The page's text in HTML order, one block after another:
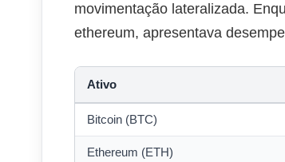
movimentação lateralizada.
ethereum, apresentava
Ativo
Bitcoin (BTC)
Ethereum (ETH)